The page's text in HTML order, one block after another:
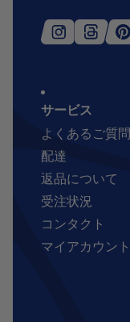
サービス
よくあるご質問
配達
返品について
受注状況
コンタクト
マイアカウント